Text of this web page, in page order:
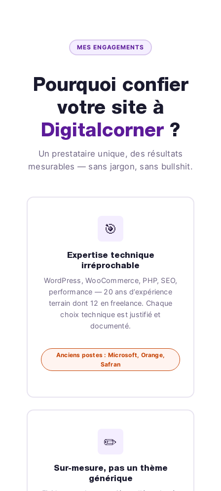
MES ENGAGEMENTS
Pourquoi confier
votre site à
Digitalcorner ?
Un prestataire unique, des résultats
mesurables — sans jargon, sans bullshit.
🎯
Expertise technique
irréprochable
WordPress, WooCommerce, PHP, SEO,
performance — 20 ans d’expérience
terrain dont 12 en freelance. Chaque
choix technique est justifié et
documenté.
Anciens postes : Microsoft, Orange,
Safran
✏️
Sur-mesure, pas un thème
générique